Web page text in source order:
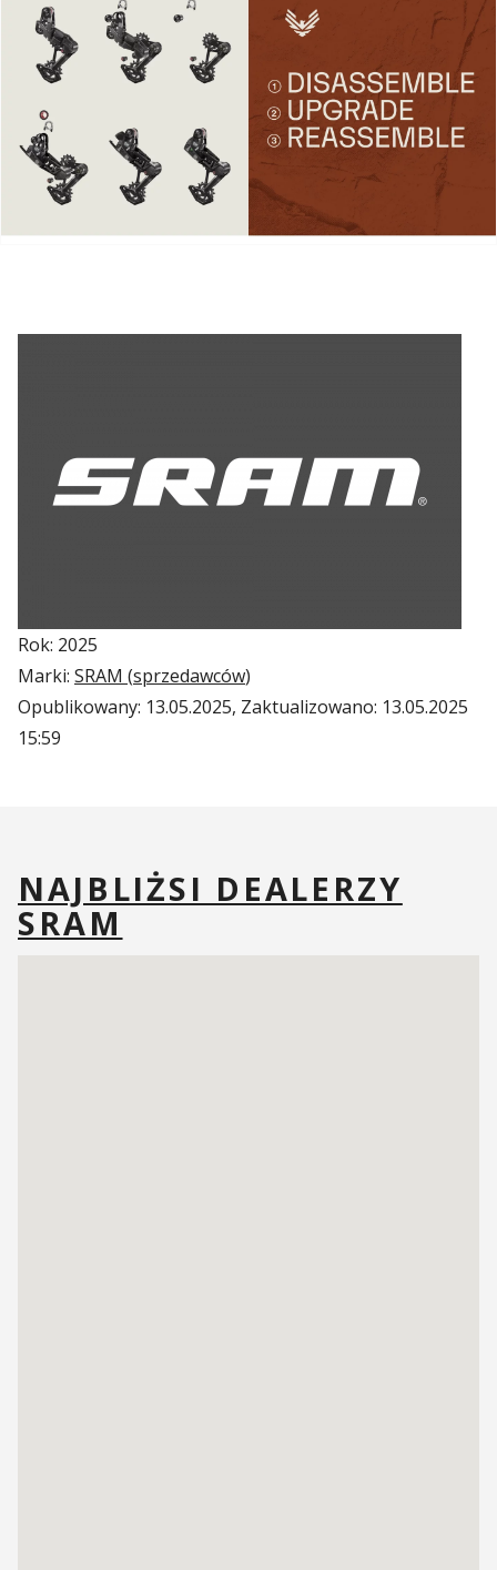
Rok: 2025
Marki: SRAM (sprzedawców)
Opublikowany: 13.05.2025, Zaktualizowano: 13.05.2025
15:59
NAJBLIŻSI DEALERZY
SRAM